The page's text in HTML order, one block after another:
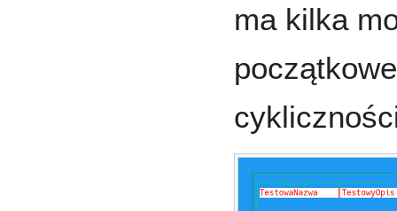
ma kilka